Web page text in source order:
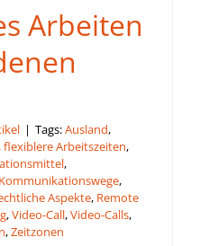
Arbeiten
| Tags:Ausland,
flexiblere Arbeitszeiten,
,
Kommunikationswege,
Aspekte, Remote
,Video-Call,Video-Calls,
,Zeitzonen